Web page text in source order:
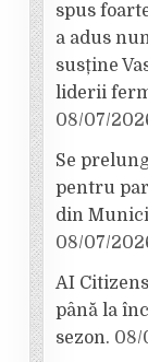
spus
a adus
susține
liderii
08/07/
Se
pentru
din
08/07/
AI
până la
sezon. 08/